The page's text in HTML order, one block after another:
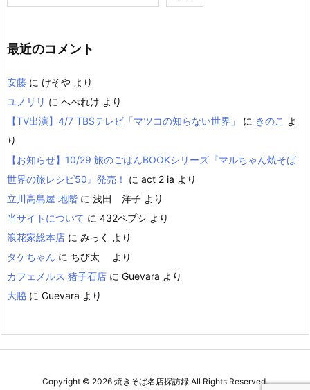
最近のコメント
安藤 に けそや より
ユノリリ に へべれけ より
【TV出演】4/7 TBSテレビ「マツコの知らない世界」
に きのこ よ
り
【お知らせ】10/29 旅のごはんBOOKシリーズ『マルちゃん焼そば
世界の旅レシピ50』発売！
に act 2 ia より
立川高島屋 地階 に 浅田 洋子 より
当サイトについて に 432ペプシ より
浪花家総本店 に みっく
より
タケちゃん に ちび太
より
カフェメルス 猪子石店 に Guevara より
大脇 に Guevara より
Copyright © 2026 焼きそば名店探訪録 All Rights Reserved.